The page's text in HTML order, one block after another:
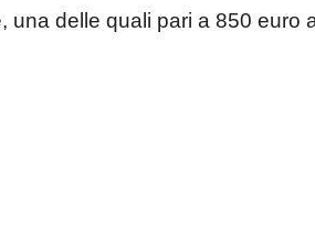
una delle quali pari a 850 euro